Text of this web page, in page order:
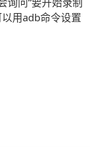
用adb命令设置